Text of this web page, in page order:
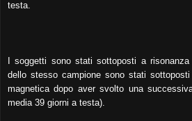
testa.
I soggetti sono stati sottoposti a
dello stesso campione sono stati
magnetica dopo aver svolto una
media 39 giorni a testa).